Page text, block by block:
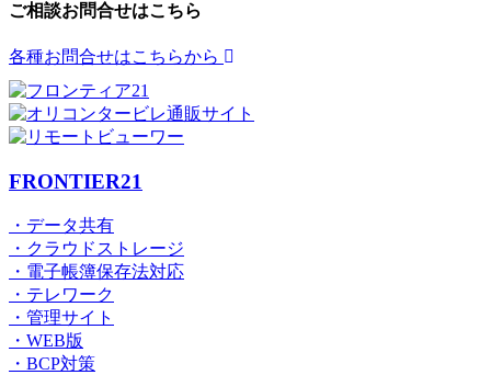
ご相談お問合せはこちら
各種お問合せはこちらから
FRONTIER21
・データ共有
・クラウドストレージ
・電子帳簿保存法対応
・テレワーク
・管理サイト
・WEB版
・BCP対策